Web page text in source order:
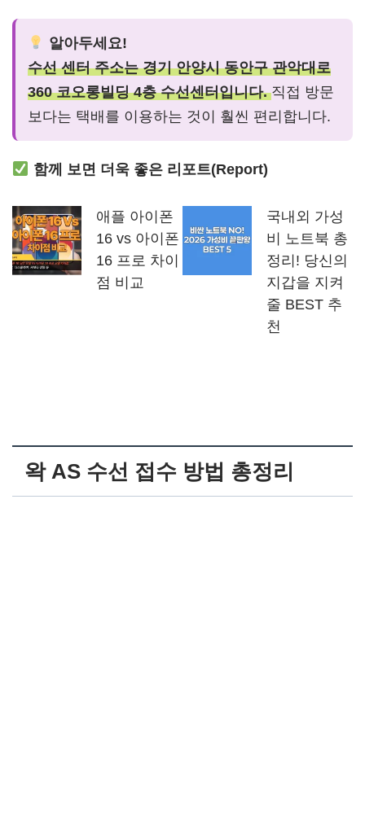
알아두세요!
수선 센터 주소는 경기 안양시 동안구 관악대로
360 코오롱빌딩 4층 수선센터입니다.직접 방문
보다는 택배를 이용하는 것이 훨씬 편리합니다.
함께 보면 더욱 좋은 리포트(Report)
애플 아이폰
16 vs 아이폰
16 프로 차이
점 비교
국내외 가성
비 노트북 총
정리! 당신의
지갑을 지켜
줄 BEST 추
천
왁 AS 수선 접수 방법 총정리